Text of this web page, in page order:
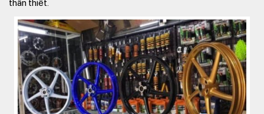
thân thiết.